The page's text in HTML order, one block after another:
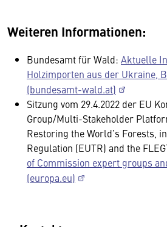
Weiteren Informationen:
Bundesamt für Wald: Aktuelle
Holzimporten aus der Ukraine,
(bundesamt-wald.at)
Sitzung vom 29.4.2022 der EU
Group/Multi-Stakeholder
Restoring the World’s Forests,
Regulation (EUTR) and the
of Commission expert groups
(europa.eu)